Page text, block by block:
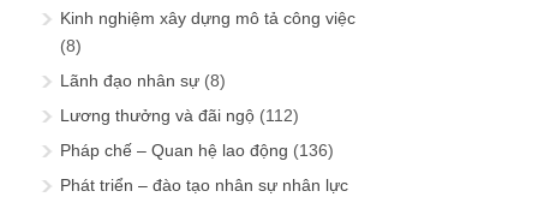
Kinh nghiệm xây dựng mô tả công việc
(8)
Lãnh đạo nhân sự (8)
Lương thưởng và đãi ngộ (112)
Pháp chế – Quan hệ lao động (136)
Phát triển – đào tạo nhân sự nhân lực